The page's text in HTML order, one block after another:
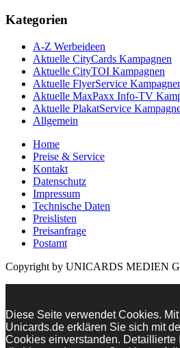
Kategorien
A-Z Werbeideen
Aktuelle CityCards Kampagnen
Aktuelle CityTOI Kampagnen
Aktuelle FlyerService
Aktuelle MaxPaxx Info-TV
Aktuelle PlakatService
Allgemein
Home
Preise & Service
Kontakt
Datenschutz
Impressum
Technische Daten
Preislisten
Preisanfrage
Postamt
Copyright by UNICARDS MEDIEN
Diese Seite verwendet Cookies.
Unicards.de erklären Sie sich mit
Cookies einverstanden. Detaillierte